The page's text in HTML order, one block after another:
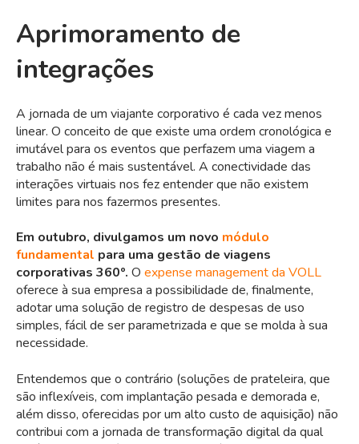
Aprimoramento de
integrações
A jornada de um viajante corporativo é cada vez menos
linear. O conceito de que existe uma ordem cronológica e
imutável para os eventos que perfazem uma viagem a
trabalho não é mais sustentável. A conectividade das
interações virtuais nos fez entender que não existem
limites para nos fazermos presentes.
Em outubro, divulgamos um novo módulo
fundamental para uma gestão de viagens
corporativas 360º. O expense management da VOLL
oferece à sua empresa a possibilidade de, finalmente,
adotar uma solução de registro de despesas de uso
simples, fácil de ser parametrizada e que se molda à sua
necessidade.
Entendemos que o contrário (soluções de prateleira, que
são inflexíveis, com implantação pesada e demorada e,
além disso, oferecidas por um alto custo de aquisição) não
contribui com a jornada de transformação digital da qual